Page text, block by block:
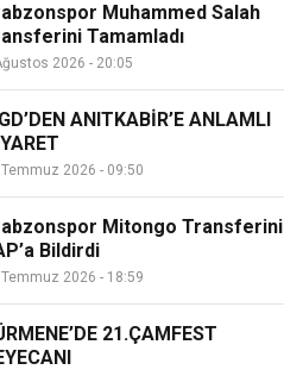
Muhammed Salah
Tamamladı
2026 - 20:05
ANITKABİR’E ANLAMLI
2026 - 09:50
Mitongo Transferini
Bildirdi
2026 - 18:59
21.ÇAMFEST